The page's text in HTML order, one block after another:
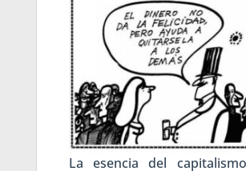
La esencia del